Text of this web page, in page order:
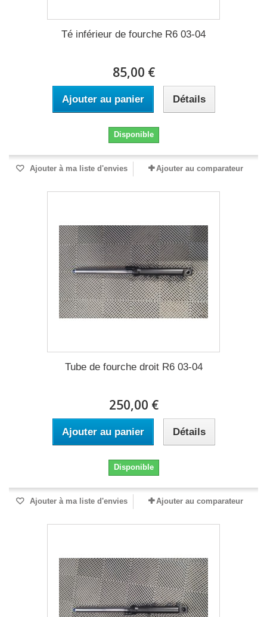
Té inférieur de fourche R6 03-04
85,00 €
Ajouter au panier Détails
Disponible
Ajouter à ma liste d'envies Ajouter au comparateur
Tube de fourche droit R6 03-04
250,00 €
Ajouter au panier Détails
Disponible
Ajouter à ma liste d'envies Ajouter au comparateur